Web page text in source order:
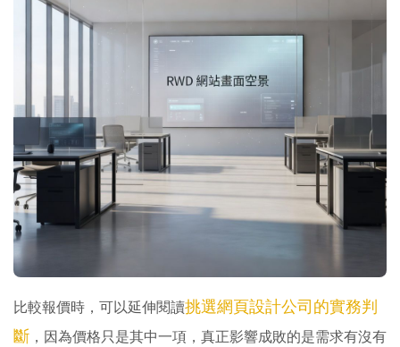
比較報價時，可以延伸閱讀挑選網頁設計公司的實務判
斷 ，因為價格只是其中一項，真正影響成敗的是需求有沒有